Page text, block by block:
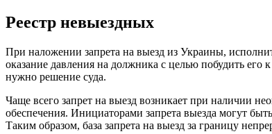
Реестр невыездных
При наложении запрета на выезд из Украины,
оказание давления на должника с целью побудить
нужно решение суда.
Чаще всего запрет на выезд возникает при наличии
обеспечения. Инициаторами запрета выезда могут
Таким образом, база запрета на выезд за границу